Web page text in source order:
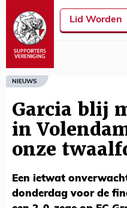
Lid Worden
NIEUWS
Garcia blij
in
onze
Een ietwat
donderdag voor de